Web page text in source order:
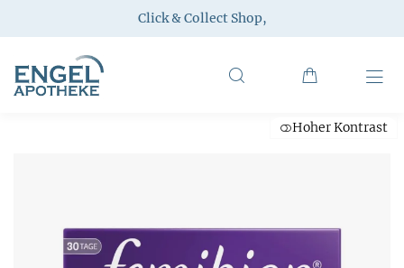
Click & Collect Shop,
Hoher Kontrast